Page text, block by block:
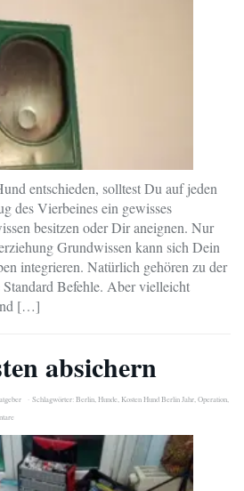
entschieden, solltest Du auf jeden
des Vierbeines ein gewisses
besitzen oder Dir aneignen. Nur
Grundwissen kann sich Dein
integrieren. Natürlich gehören zu der
Befehle. Aber vielleicht
[…]
absichern
Schlagwörter:Berlin Hunde Kosten Hund Berlin Jahr Operation